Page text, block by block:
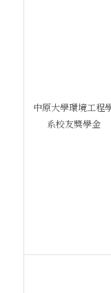
中原大學環境工程
系校友獎學金